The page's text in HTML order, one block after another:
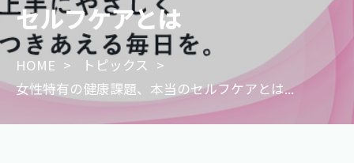
セルフケアとは
HOME
トピックス
女性特有の健康課題、本当のセルフケアとは...